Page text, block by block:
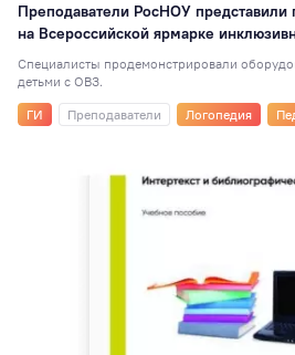
Преподаватели РосНОУ представили
на Всероссийской ярмарке
Специалисты продемонстрировали
детьми с ОВЗ.
ГИ
Преподаватели Логопедия